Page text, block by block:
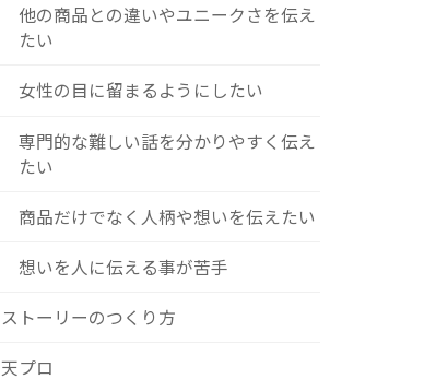
他の商品との違いやユニークさを伝え
たい
女性の目に留まるようにしたい
専門的な難しい話を分かりやすく伝え
たい
商品だけでなく人柄や想いを伝えたい
想いを人に伝える事が苦手
ストーリーのつくり方
天プロ